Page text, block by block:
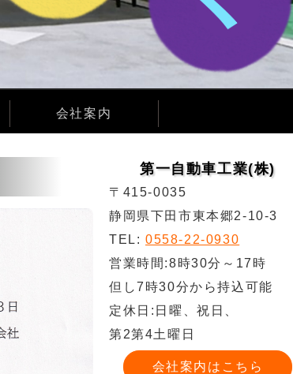
会社案内
第一自動車工業(株)
〒415-0035
静岡県下田市東本郷2-10-3
TEL: 0558-22-0930
営業時間:8時30分～17時
但し7時30分から持込可能
定休日:日曜、祝日、
第2第4土曜日
会社案内はこちら